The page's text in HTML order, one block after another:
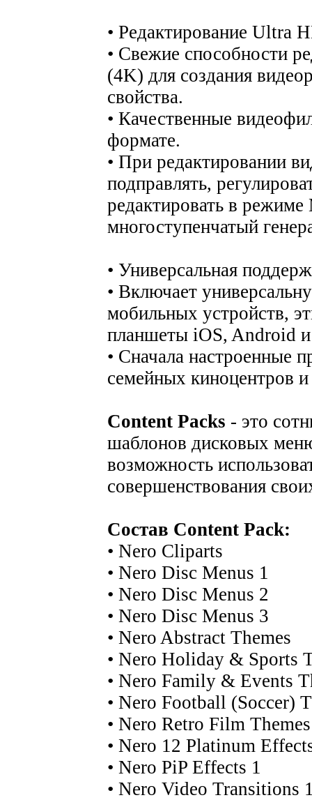
• Редактирование Ultra
• Свежие способности
(4K) для создания
свойства.
• Качественные
формате.
• При редактировании
подправлять,
редактировать в
многоступенчатый
• Универсальная
• Включает
мобильных устройств,
планшеты iOS, Android
• Сначала настроенные
семейных киноцентров
Content Packs - это
шаблонов дисковых
возможность
совершенствования
Состав Content Pack:
• Nero Cliparts
• Nero Disc Menus 1
• Nero Disc Menus 2
• Nero Disc Menus 3
• Nero Abstract Themes
• Nero Holiday & Sports
• Nero Family & Events
• Nero Football (Soccer)
• Nero Retro Film Themes
• Nero 12 Platinum
• Nero PiP Effects 1
• Nero Video Transitions